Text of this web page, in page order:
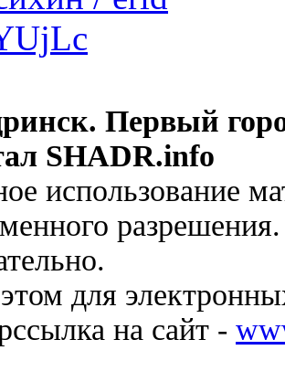
Первый
SHADR.info
использование
для
на сайт -